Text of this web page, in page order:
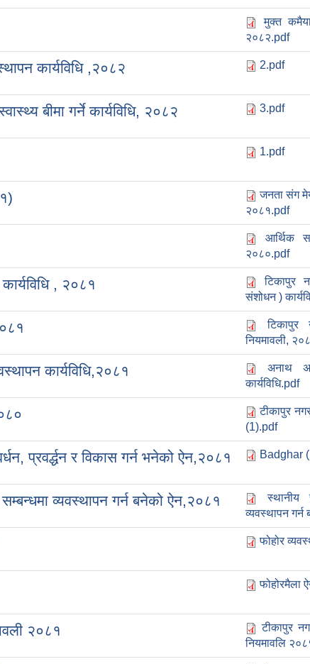
मुक्त
२०८२.pdf
कार्यविधि ,२०८२ 2.pdf
बीमा गर्ने कार्यविधि, २०८२ 3.pdf
1.pdf
जनता संग
२०८१.pdf
आर्थिक
२०८०.pdf
, २०८१
टिकापुर
संशोधन )
टिकापुर
नियमावली,
कार्यविधि,२०८१
अनाथ
कार्यविधि.pdf
टीकापुर
(1).pdf
प्रवर्द्धन र विकास गर्न भनेको ऐन,२०८१ Badghar
व्यवस्थापन गर्न बनेको ऐन,२०८१
स्थानीय
व्यवस्थापन
फोहोर
फोहोरमैला
२०८१
टीकापुर
नियमावलि